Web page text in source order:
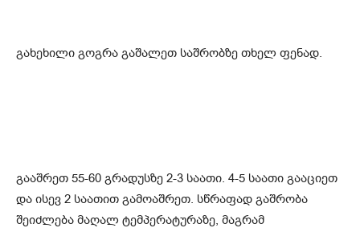
გახეხილი გოგრა გაშალეთ საშრობზე თხელ ფენად.
გააშრეთ 55-60 გრადუსზე 2-3 საათი. 4-5 საათი გააციეთ
და ისევ 2 საათით გამოაშრეთ. სწრაფად გაშრობა
შეიძლება მაღალ ტემპერატურაზე, მაგრამ